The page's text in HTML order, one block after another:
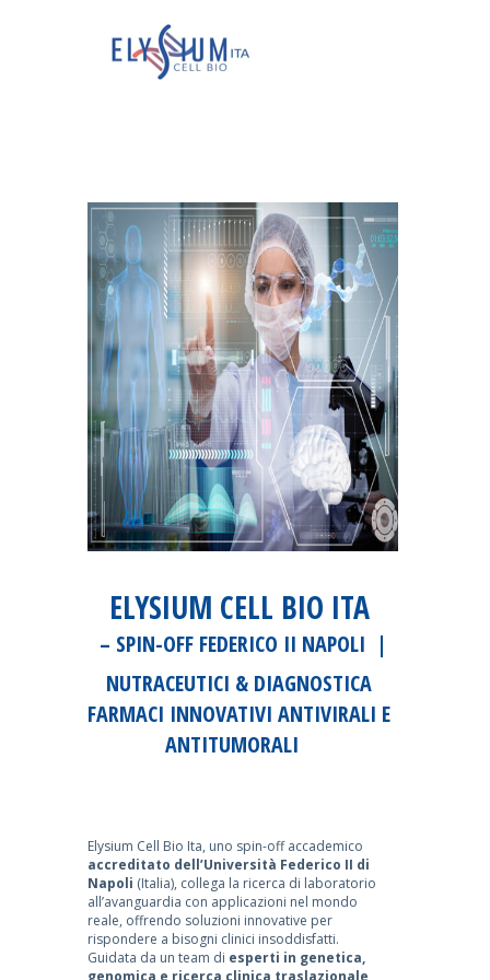
ELYSIUM CELL BIO ITA
– SPIN-OFF FEDERICO II NAPOLI |
NUTRACEUTICI & DIAGNOSTICA
FARMACI INNOVATIVI ANTIVIRALI E
ANTITUMORALI
Elysium Cell Bio Ita, uno spin-off accademico
accreditato dell’Università Federico II di
Napoli (Italia), collega la ricerca di laboratorio
all’avanguardia con applicazioni nel mondo
reale, offrendo soluzioni innovative per
rispondere a bisogni clinici insoddisfatti.
Guidata da un team di esperti in genetica,
genomica e ricerca clinica traslazionale